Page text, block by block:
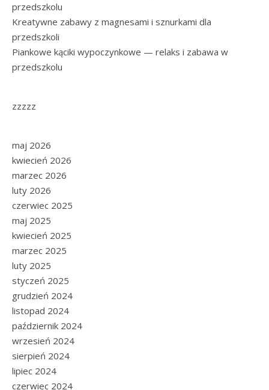
przedszkolu
Kreatywne zabawy z magnesami i sznurkami dla
przedszkoli
Piankowe kąciki wypoczynkowe — relaks i zabawa w
przedszkolu
zzzzz
maj 2026
kwiecień 2026
marzec 2026
luty 2026
czerwiec 2025
maj 2025
kwiecień 2025
marzec 2025
luty 2025
styczeń 2025
grudzień 2024
listopad 2024
październik 2024
wrzesień 2024
sierpień 2024
lipiec 2024
czerwiec 2024